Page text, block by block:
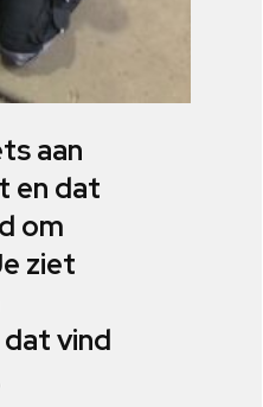
aan
en dat
om
ziet
vind